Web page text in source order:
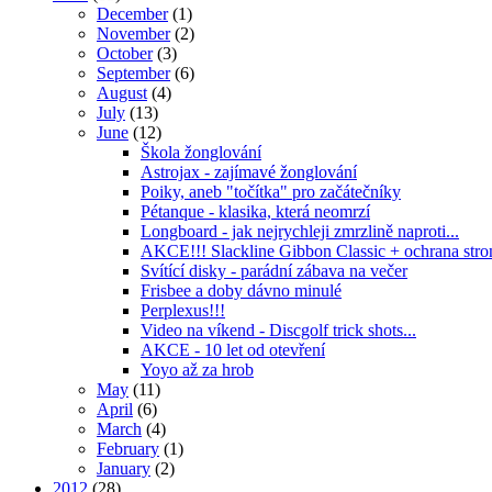
December (1)
November (2)
October (3)
September (6)
August (4)
July (13)
June (12)
Škola žonglování
Astrojax - zajímavé žonglování
Poiky, aneb "točítka" pro začátečníky
Pétanque - klasika, která neomrzí
Longboard - jak nejrychleji zmrzlině naproti...
AKCE!!! Slackline Gibbon Classic + ochrana
Svítící disky - parádní zábava na večer
Frisbee a doby dávno minulé
Perplexus!!!
Video na víkend - Discgolf trick shots...
AKCE - 10 let od otevření
Yoyo až za hrob
May (11)
April (6)
March (4)
February (1)
January (2)